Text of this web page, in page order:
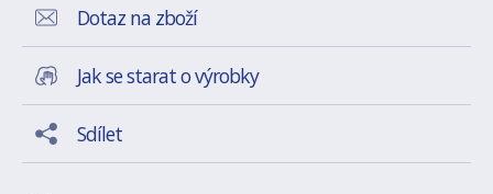
Dotaz na zboží
Jak se starat o výrobky
Sdílet